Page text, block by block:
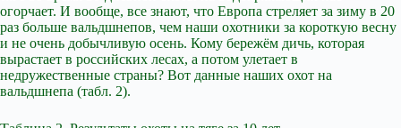
огорчает. И вообще, все знают, что Европа стреляет за зиму в 20
раз больше вальдшнепов, чем наши охотники за короткую весну
и не очень добычливую осень. Кому бережём дичь, которая
вырастает в российских лесах, а потом улетает в
недружественные страны? Вот данные наших охот на
вальдшнепа (табл. 2).